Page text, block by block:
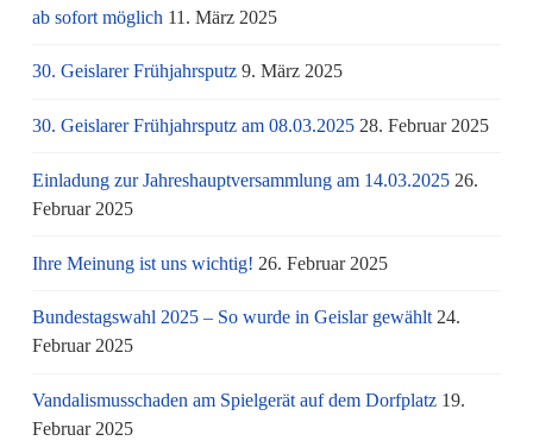
ab sofort möglich 11. März 2025
30. Geislarer Frühjahrsputz 9. März 2025
30. Geislarer Frühjahrsputz am 08.03.2025 28. Februar 2025
Einladung zur Jahreshauptversammlung am 14.03.2025 26.
Februar 2025
Ihre Meinung ist uns wichtig! 26. Februar 2025
Bundestagswahl 2025 – So wurde in Geislar gewählt 24.
Februar 2025
Vandalismusschaden am Spielgerät auf dem Dorfplatz 19.
Februar 2025